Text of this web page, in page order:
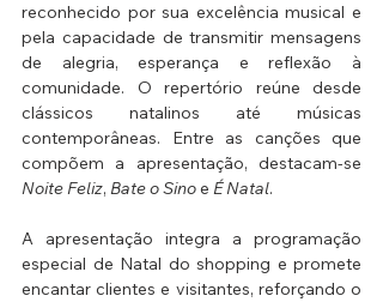
reconhecido por sua excelência musical e
pela capacidade de transmitir mensagens
de alegria, esperança e reflexão à
comunidade. O repertório reúne desde
clássicos natalinos até músicas
contemporâneas. Entre as canções que
Noite Feliz, Bate o Sino e É Natal.
A apresentação integra a programação
especial de Natal do shopping e promete
encantar clientes e visitantes, reforçando o